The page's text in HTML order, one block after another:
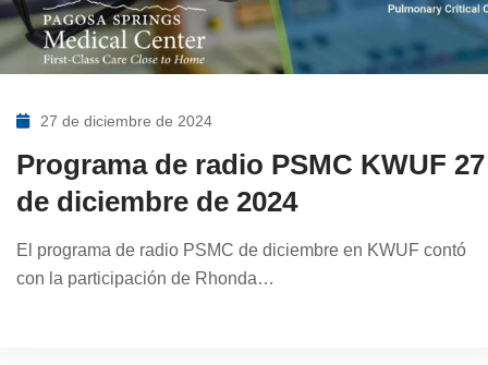
27 de diciembre de 2024
Programa de radio PSMC KWUF 27
de diciembre de 2024
El programa de radio PSMC de diciembre en KWUF contó
con la participación de Rhonda…